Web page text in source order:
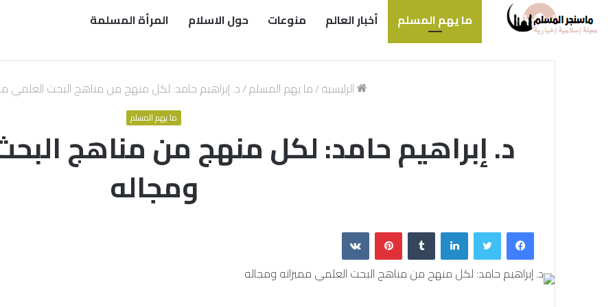
ما يهم المسلم أخبار العالم منوعات حول الاسلام المرأة المسلمة
الرئيسية/ما يهم المسلم/د. إبراهيم حامد: لكل منهج من مناهج البحث العلمي
ما يهم المسلم
د. إبراهيم حامد: لكل منهج من مناهج
ومجاله
فيسبوكتويتر لينكدإن بينتيريست